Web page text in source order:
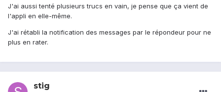
J'ai aussi tenté plusieurs trucs en vain, je pense que ça vient de
l'appli en elle-même.
J'ai rétabli la notification des messages par le répondeur pour ne
plus en rater.
stig